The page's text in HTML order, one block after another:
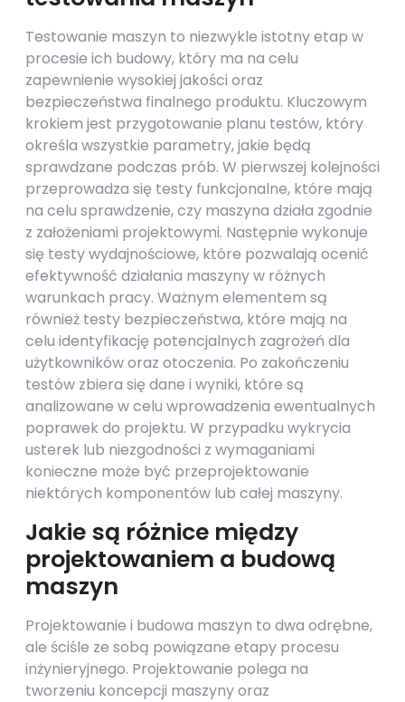
Testowanie maszyn to niezwykle istotny etap w
procesie ich budowy, który ma na celu
zapewnienie wysokiej jakości oraz
bezpieczeństwa finalnego produktu. Kluczowym
krokiem jest przygotowanie planu testów, który
określa wszystkie parametry, jakie będą
sprawdzane podczas prób. W pierwszej kolejności
przeprowadza się testy funkcjonalne, które mają
na celu sprawdzenie, czy maszyna działa zgodnie
z założeniami projektowymi. Następnie wykonuje
się testy wydajnościowe, które pozwalają ocenić
efektywność działania maszyny w różnych
warunkach pracy. Ważnym elementem są
również testy bezpieczeństwa, które mają na
celu identyfikację potencjalnych zagrożeń dla
użytkowników oraz otoczenia. Po zakończeniu
testów zbiera się dane i wyniki, które są
analizowane w celu wprowadzenia ewentualnych
poprawek do projektu. W przypadku wykrycia
usterek lub niezgodności z wymaganiami
konieczne może być przeprojektowanie
niektórych komponentów lub całej maszyny.
Jakie są różnice między
projektowaniem a budową
maszyn
Projektowanie i budowa maszyn to dwa odrębne,
ale ściśle ze sobą powiązane etapy procesu
inżynieryjnego. Projektowanie polega na
tworzeniu koncepcji maszyny oraz